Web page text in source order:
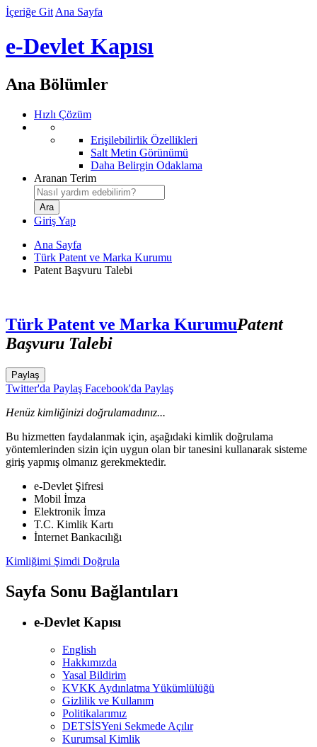
İçeriğe Git Ana Sayfa
e-Devlet Kapısı
Ana Bölümler
Hızlı Çözüm
Erişilebilirlik Özellikleri
Salt Metin Görünümü
Daha Belirgin Odaklama
Aranan Terim
Giriş Yap
Ana Sayfa
Türk Patent ve Marka Kurumu
Patent Başvuru Talebi
Türk Patent ve Marka KurumuPatent
Başvuru Talebi
Paylaş
Twitter'da Paylaş Facebook'da Paylaş
Henüz kimliğinizi doğrulamadınız...
Bu hizmetten faydalanmak için, aşağıdaki kimlik doğrulama
yöntemlerinden sizin için uygun olan bir tanesini kullanarak sisteme
giriş yapmış olmanız gerekmektedir.
e-Devlet Şifresi
Mobil İmza
Elektronik İmza
T.C. Kimlik Kartı
İnternet Bankacılığı
Kimliğimi Şimdi Doğrula
Sayfa Sonu Bağlantıları
e-Devlet Kapısı
English
Hakkımızda
Yasal Bildirim
KVKK Aydınlatma Yükümlülüğü
Gizlilik ve Kullanım
Politikalarımız
DETSİSYeni Sekmede Açılır
Kurumsal Kimlik